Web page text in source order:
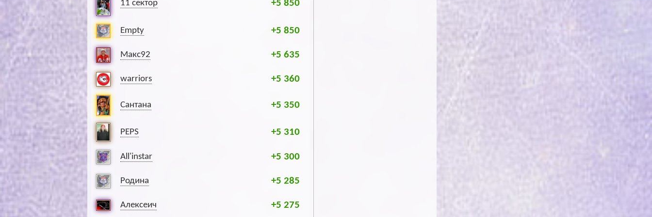
11 сектор +5 850
Empty +5 850
Макс92 +5 635
warriors +5 360
Сантана +5 350
PEPS +5 310
All'instar +5 300
Родина +5 285
Алексеич +5 275